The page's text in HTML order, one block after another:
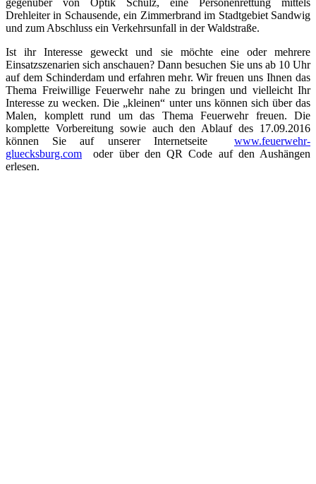
Drehleiter in Schausende, ein Zimmerbrand im Stadtgebiet Sandwig
und zum Abschluss ein Verkehrsunfall in der Waldstraße.
Ist ihr Interesse geweckt und sie möchte eine oder mehrere
Einsatzszenarien sich anschauen? Dann besuchen Sie uns ab 10 Uhr
auf dem Schinderdam und erfahren mehr. Wir freuen uns Ihnen das
Thema Freiwillige Feuerwehr nahe zu bringen und vielleicht Ihr
Interesse zu wecken. Die „kleinen“ unter uns können sich über das
Malen, komplett rund um das Thema Feuerwehr freuen. Die
komplette Vorbereitung sowie auch den Ablauf des 17.09.2016
können Sie auf unserer Internetseite www.feuerwehr-
gluecksburg.com oder über den QR Code auf den Aushängen
erlesen.